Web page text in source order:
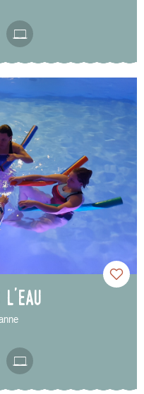
l'eau